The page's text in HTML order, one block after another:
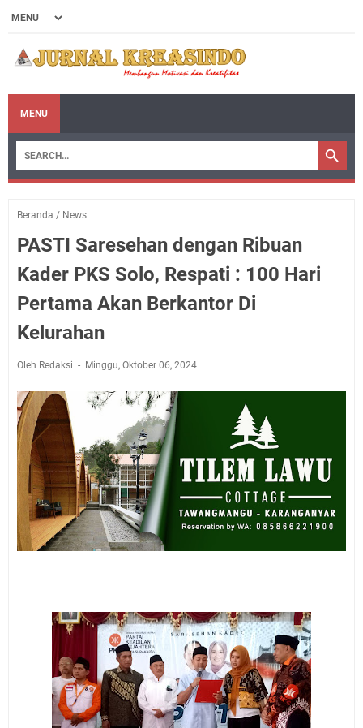
MENU
Beranda / News
PASTI Saresehan dengan Ribuan
Kader PKS Solo, Respati : 100 Hari
Pertama Akan Berkantor Di
Kelurahan
Oleh Redaksi Minggu, Oktober 06, 2024